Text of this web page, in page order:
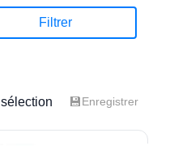
Filtrer
💾Enregistrer